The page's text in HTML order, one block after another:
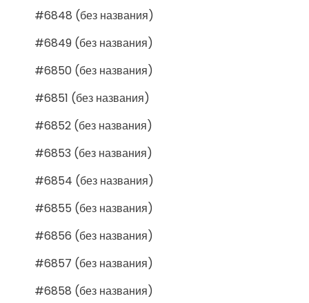
#6848 (без названия)
#6849 (без названия)
#6850 (без названия)
#6851 (без названия)
#6852 (без названия)
#6853 (без названия)
#6854 (без названия)
#6855 (без названия)
#6856 (без названия)
#6857 (без названия)
#6858 (без названия)